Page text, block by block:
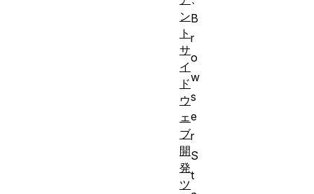
B
r
o
w
s
e
r
S
t
ン
ト
サ
イ
ド
ウ
ェ
ブ
開
発
ツ